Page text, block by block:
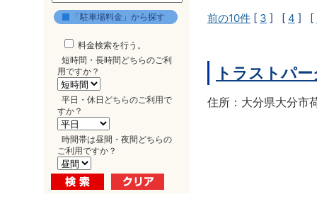
「駐車場料金」から探す
料金検索を行う。
短時間・長時間どちらのご利
用ですか？
平日・休日どちらのご利用で
すか？
時間帯は昼間・夜間どちらの
ご利用ですか？
前の10件 [ 3 ] [ 4 ] [
トラストパ
住所：大分県大分市